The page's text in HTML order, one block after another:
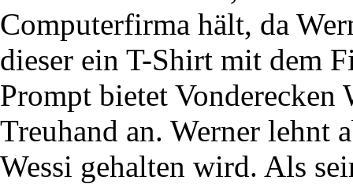
Computerfirma hält, da
dieser ein T-Shirt mit dem
Prompt bietet Vonderecken
Treuhand an. Werner lehnt
Wessi gehalten wird. Als